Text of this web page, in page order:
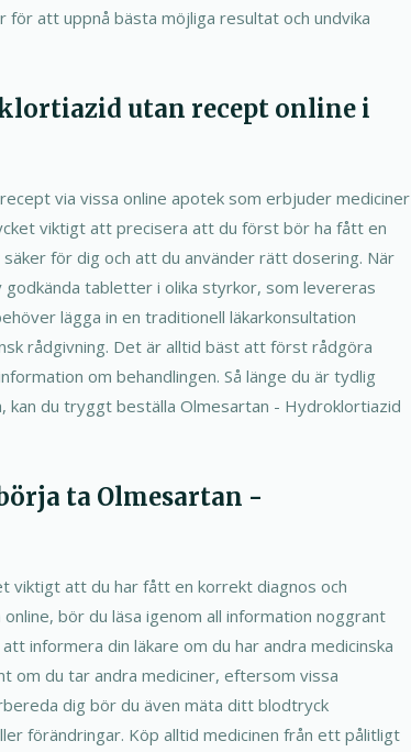
för att uppnå bästa möjliga resultat och undvika
utan recept online i
via vissa online apotek som erbjuder mediciner
viktigt att precisera att du först bör ha fått en
för dig och att du använder rätt dosering. När
godkända tabletter i olika styrkor, som levereras
lägga in en traditionell läkarkonsultation
rådgivning. Det är alltid bäst att först rådgöra
om behandlingen. Så länge du är tydlig
kan du tryggt beställa Olmesartan - Hydroklortiazid
ta Olmesartan -
viktigt att du har fått en korrekt diagnos och
bör du läsa igenom all information noggrant
informera din läkare om du har andra medicinska
om du tar andra mediciner, eftersom vissa
dig bör du även mäta ditt blodtryck
förändringar. Köp alltid medicinen från ett pålitligt